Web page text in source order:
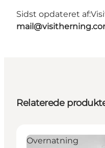
Sidst opdateret af:
Relaterede
Overnatning